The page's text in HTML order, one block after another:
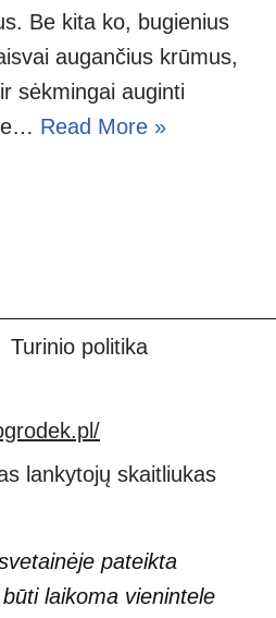
Be kita ko, bugienius
augančius krūmus,
sėkmingai auginti
Read More »
Turinio politika
pateikta
laikoma vienintele